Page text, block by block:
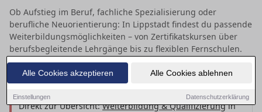
Alle Cookies akzeptieren Alle Cookies ablehnen
Einstellungen Datenschutzerklärung
Ob Aufstieg im Beruf, fachliche Spezialisierung oder
berufliche Neuorientierung: In Lippstadt findest du passende
Weiterbildungsmöglichkeiten – von Zertifikatskursen über
berufsbegleitende Lehrgänge bis zu flexiblen Fernschulen.
Schnell starten
Direkt zur Übersicht:Weiterbildung & Qualifizierungin